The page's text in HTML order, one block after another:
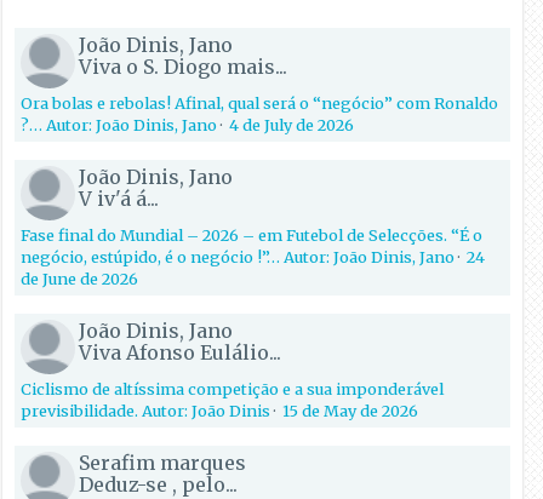
João Dinis, Jano
Viva o S. Diogo mais...
Ora bolas e rebolas! Afinal, qual será o “negócio” com Ronaldo
?… Autor: João Dinis, Jano·4 de July de 2026
João Dinis, Jano
V iv'á á...
Fase final do Mundial – 2026 – em Futebol de Selecções. “É o
negócio, estúpido, é o negócio !”… Autor: João Dinis, Jano·24
de June de 2026
João Dinis, Jano
Viva Afonso Eulálio...
Ciclismo de altíssima competição e a sua imponderável
previsibilidade. Autor: João Dinis·15 de May de 2026
Serafim marques
Deduz-se , pelo...